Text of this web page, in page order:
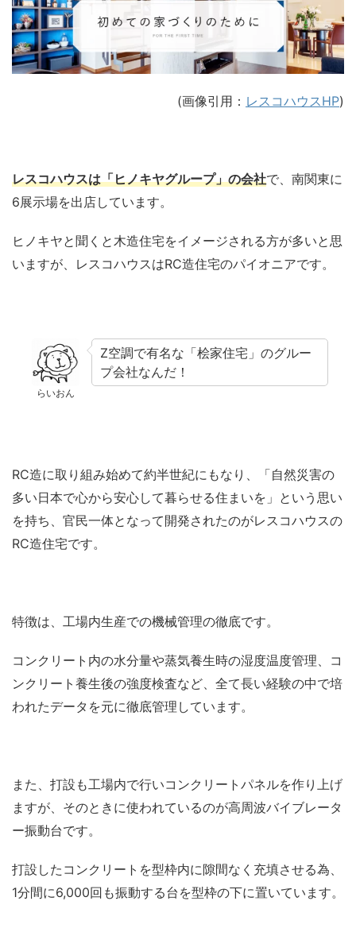
(画像引用： レスコハウスHP)
レスコハウスは「ヒノキヤグループ」の会社で、南関東に
6展示場を出店しています。
ヒノキヤと聞くと木造住宅をイメージされる方が多いと思
いますが、レスコハウスはRC造住宅のパイオニアです。
らいおん
Z空調で有名な「桧家住宅」のグルー
プ会社なんだ！
RC造に取り組み始めて約半世紀にもなり、「自然災害の
多い日本で心から安心して暮らせる住まいを」という思い
を持ち、官民一体となって開発されたのがレスコハウスの
RC造住宅です。
特徴は、工場内生産での機械管理の徹底です。
コンクリート内の水分量や蒸気養生時の湿度温度管理、コ
ンクリート養生後の強度検査など、全て長い経験の中で培
われたデータを元に徹底管理しています。
また、打設も工場内で行いコンクリートパネルを作り上げ
ますが、そのときに使われているのが高周波バイブレータ
ー振動台です。
打設したコンクリートを型枠内に隙間なく充填させる為、
1分間に6,000回も振動する台を型枠の下に置いています。